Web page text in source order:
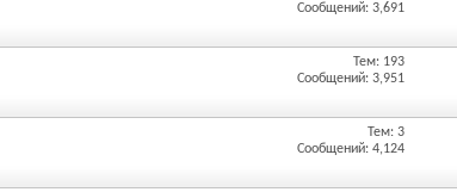
Сообщений: 3,691
Тем: 193
Сообщений: 3,951
Тем: 3
Сообщений: 4,124